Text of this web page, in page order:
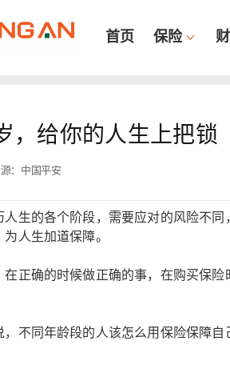
首页 保险
，给你的人生上把锁
： 中国平安
人生的各个阶段，需要应对的风险不
人生加道保障。
在正确的时候做正确的事，在购买保
，不同年龄段的人该怎么用保险保障自